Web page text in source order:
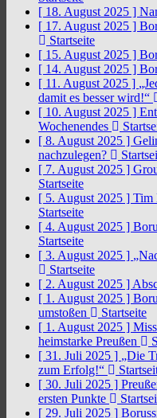
[ 18. August 2025 ]
[ 17. August 2025 ]
Startseite
[ 15. August 2025 ]
[ 14. August 2025 ]
[ 11. August 2025 ]
damit es besser wird!“
[ 10. August 2025 ]
Wochenendes
[ 8. August 2025 ]
nachzulegen?
[ 7. August 2025 ]
Startseite
[ 5. August 2025 ] Tim
Startseite
[ 4. August 2025 ]
Startseite
[ 3. August 2025 ]
Startseite
[ 2. August 2025 ]
[ 1. August 2025 ]
umstoßen
Startseite
[ 1. August 2025 ]
heimstarke Preußen
[ 31. Juli 2025 ] „Die
zum Erfolg!“
[ 30. Juli 2025 ]
ersten Punkte
[ 29. Juli 2025 ]